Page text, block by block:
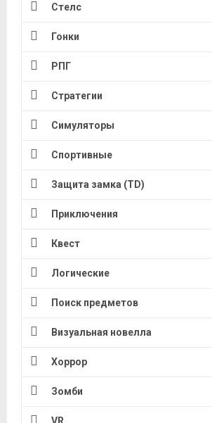
Стелс
Гонки
РПГ
Стратегии
Симуляторы
Спортивные
Защита замка (TD)
Приключения
Квест
Логические
Поиск предметов
Визуальная новелла
Хоррор
Зомби